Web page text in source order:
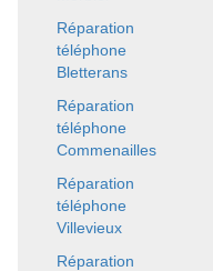
Réparation
téléphone
Bletterans
Réparation
téléphone
Commenailles
Réparation
téléphone
Villevieux
Réparation